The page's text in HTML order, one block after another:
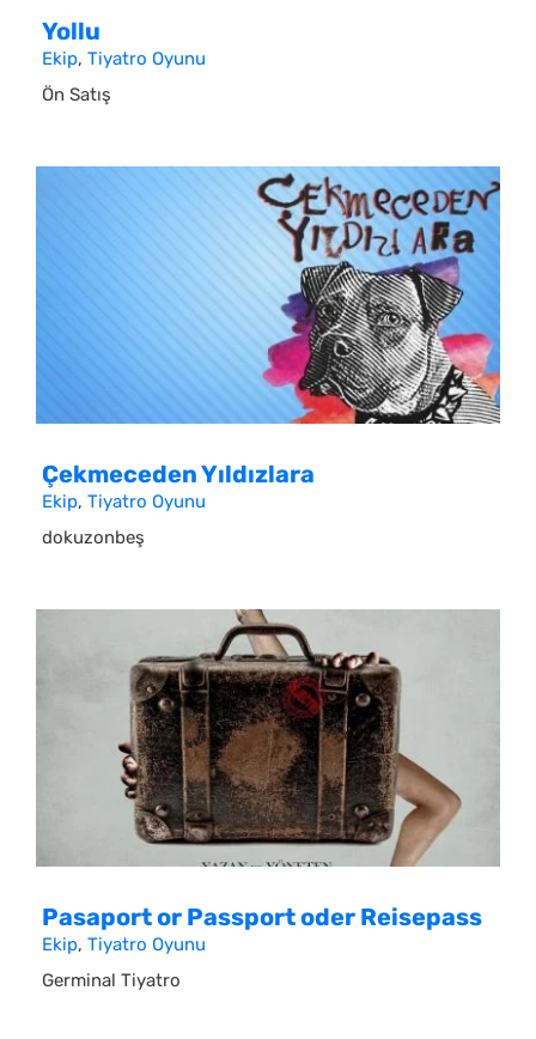
Yollu
Ekip, Tiyatro Oyunu
Ön Satış
Çekmeceden Yıldızlara
Ekip, Tiyatro Oyunu
dokuzonbeş
Pasaport or Passport oder Reisepass
Ekip, Tiyatro Oyunu
Germinal Tiyatro